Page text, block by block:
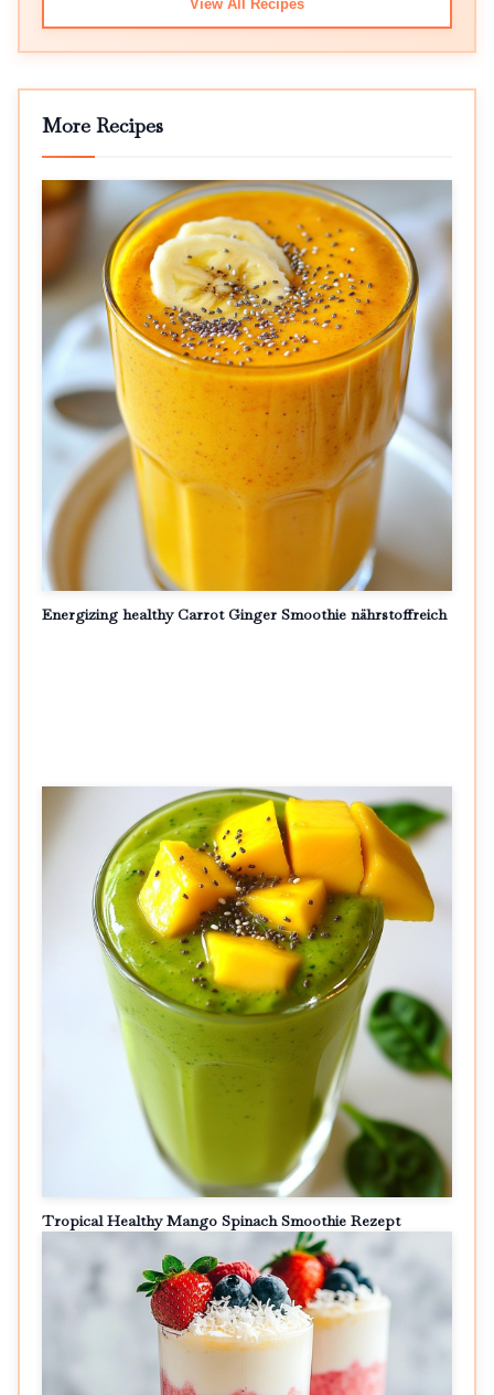
View All Recipes
More Recipes
Energizing healthy Carrot Ginger Smoothie nährstoffreich
Tropical Healthy Mango Spinach Smoothie Rezept